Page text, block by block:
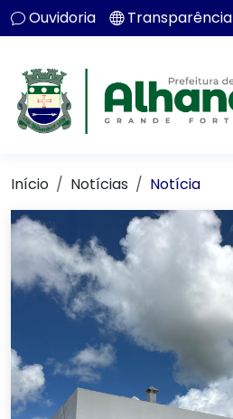
Ouvidoria Transparência
Início Notícias Notícia